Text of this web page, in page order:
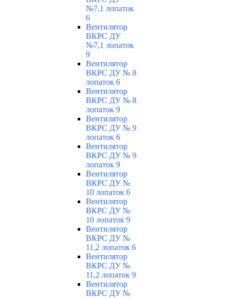
№7,1 лопаток
6
Вентилятор
ВКРС ДУ
№7,1 лопаток
9
Вентилятор
ВКРС ДУ № 8
лопаток 6
Вентилятор
ВКРС ДУ № 8
лопаток 9
Вентилятор
ВКРС ДУ № 9
лопаток 6
Вентилятор
ВКРС ДУ № 9
лопаток 9
Вентилятор
ВКРС ДУ №
10 лопаток 6
Вентилятор
ВКРС ДУ №
10 лопаток 9
Вентилятор
ВКРС ДУ №
11,2 лопаток 6
Вентилятор
ВКРС ДУ №
11,2 лопаток 9
Вентилятор
ВКРС ДУ №